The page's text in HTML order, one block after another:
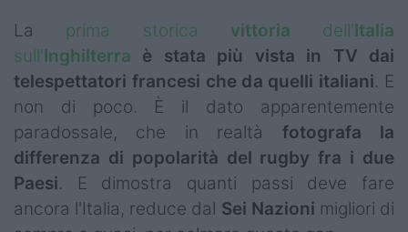
Rugby World Cup
Super Rugby
Rugby in TV
Mercato
Serie A Elite
La prima storica vittoria dell' Italia
sull' Inghilterra
è stata più vista in TV dai
telespettatori francesi che da quelli italiani. E
non di poco. È il dato apparentemente
paradossale, che in realtà fotografa la
differenza di popolarità del rugby fra i due
Paesi. E dimostra quanti passi deve fare
ancora l'Italia, reduce dal Sei Nazioni migliori di